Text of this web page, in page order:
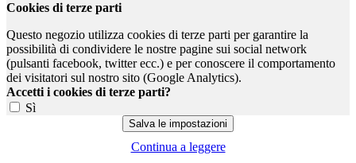
Cookies di terze parti
Questo negozio utilizza cookies di terze parti per garantire la
possibilità di condividere le nostre pagine sui social network
(pulsanti facebook, twitter ecc.) e per conoscere il comportamento
dei visitatori sul nostro sito (Google Analytics).
Accetti i cookies di terze parti?
Sì
Continua a leggere